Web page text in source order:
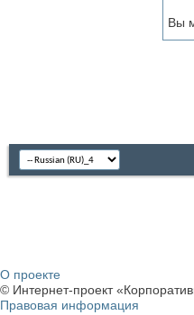
Вы
О проекте
© Интернет-проект
Правовая информация